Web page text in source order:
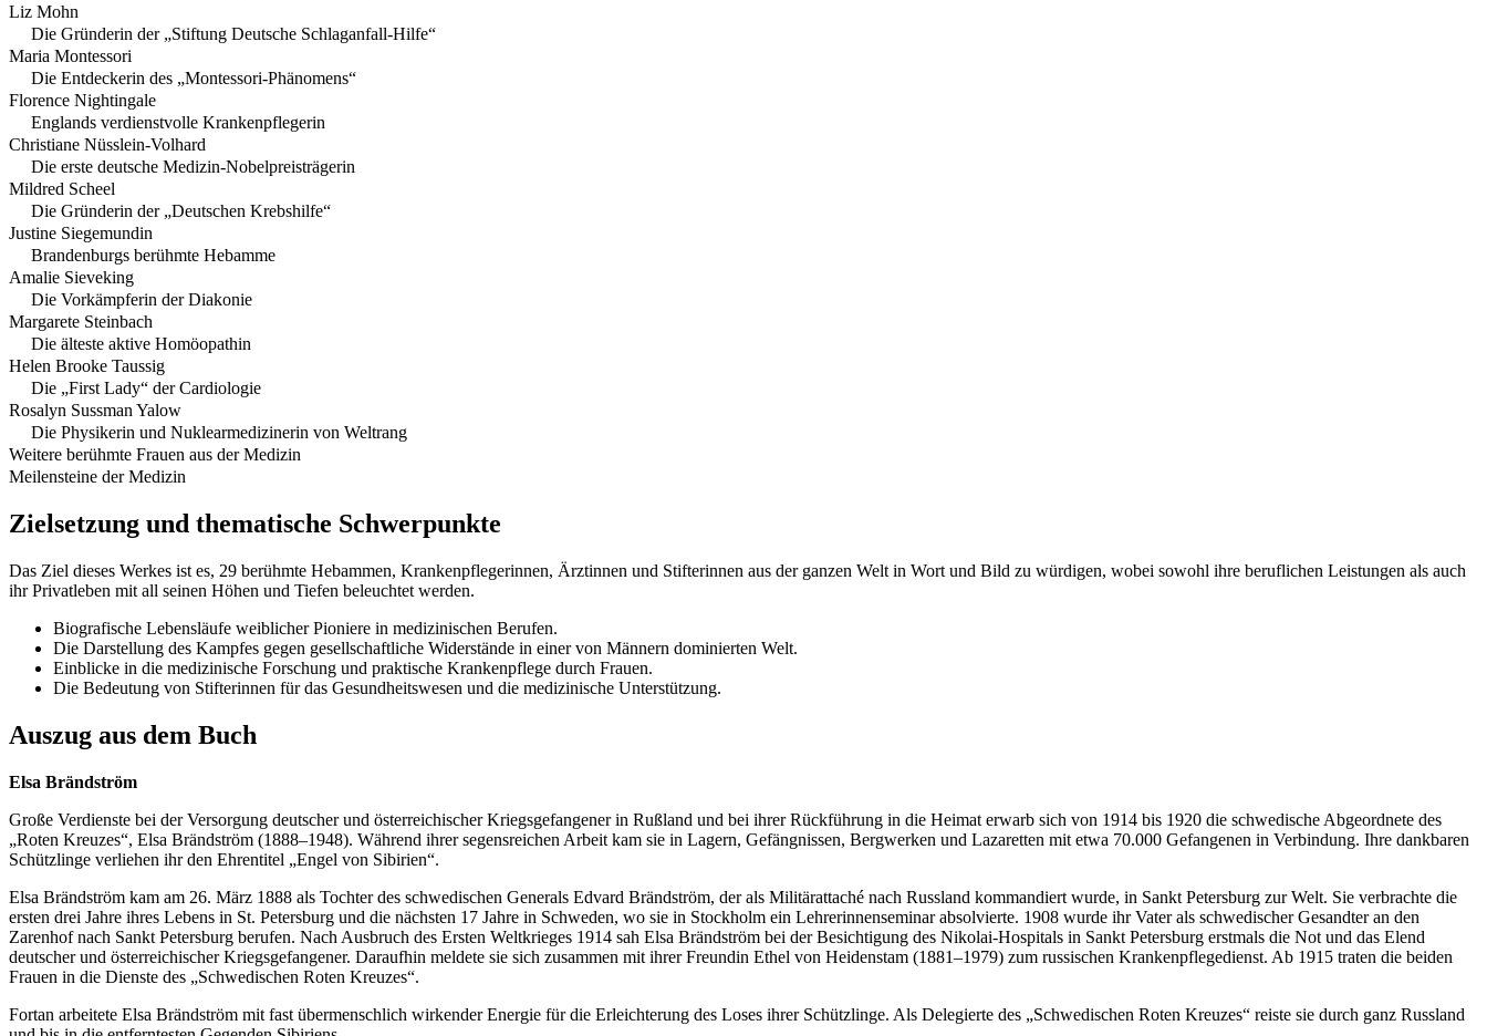
Liz Mohn
Die Gründerin der „Stiftung Deutsche Schlaganfall-Hilfe“
Maria Montessori
Die Entdeckerin des „Montessori-Phänomens“
Florence Nightingale
Englands verdienstvolle Krankenpflegerin
Christiane Nüsslein-Volhard
Die erste deutsche Medizin-Nobelpreisträgerin
Mildred Scheel
Die Gründerin der „Deutschen Krebshilfe“
Justine Siegemundin
Brandenburgs berühmte Hebamme
Amalie Sieveking
Die Vorkämpferin der Diakonie
Margarete Steinbach
Die älteste aktive Homöopathin
Helen Brooke Taussig
Die „First Lady“ der Cardiologie
Rosalyn Sussman Yalow
Die Physikerin und Nuklearmedizinerin von Weltrang
Weitere berühmte Frauen aus der Medizin
Meilensteine der Medizin
Zielsetzung und thematische Schwerpunkte
Das Ziel dieses Werkes ist es, 29 berühmte Hebammen, Krankenpflegerinnen, Ärztinnen und Stifterinnen aus der ganzen Welt in Wort und Bild zu würdigen, wobei sowohl ihre beruflichen Leistungen als auch
ihr Privatleben mit all seinen Höhen und Tiefen beleuchtet werden.
Biografische Lebensläufe weiblicher Pioniere in medizinischen Berufen.
Die Darstellung des Kampfes gegen gesellschaftliche Widerstände in einer von Männern dominierten Welt.
Einblicke in die medizinische Forschung und praktische Krankenpflege durch Frauen.
Die Bedeutung von Stifterinnen für das Gesundheitswesen und die medizinische Unterstützung.
Auszug aus dem Buch
Elsa Brändström
Große Verdienste bei der Versorgung deutscher und österreichischer Kriegsgefangener in Rußland und bei ihrer Rückführung in die Heimat erwarb sich von 1914 bis 1920 die schwedische Abgeordnete des
„Roten Kreuzes“, Elsa Brändström (1888–1948). Während ihrer segensreichen Arbeit kam sie in Lagern, Gefängnissen, Bergwerken und Lazaretten mit etwa 70.000 Gefangenen in Verbindung. Ihre dankbaren
Schützlinge verliehen ihr den Ehrentitel „Engel von Sibirien“.
Elsa Brändström kam am 26. März 1888 als Tochter des schwedischen Generals Edvard Brändström, der als Militärattaché nach Russland kommandiert wurde, in Sankt Petersburg zur Welt. Sie verbrachte die
ersten drei Jahre ihres Lebens in St. Petersburg und die nächsten 17 Jahre in Schweden, wo sie in Stockholm ein Lehrerinnenseminar absolvierte. 1908 wurde ihr Vater als schwedischer Gesandter an den
Zarenhof nach Sankt Petersburg berufen. Nach Ausbruch des Ersten Weltkrieges 1914 sah Elsa Brändström bei der Besichtigung des Nikolai-Hospitals in Sankt Petersburg erstmals die Not und das Elend
deutscher und österreichischer Kriegsgefangener. Daraufhin meldete sie sich zusammen mit ihrer Freundin Ethel von Heidenstam (1881–1979) zum russischen Krankenpflegedienst. Ab 1915 traten die beiden
Frauen in die Dienste des „Schwedischen Roten Kreuzes“.
Fortan arbeitete Elsa Brändström mit fast übermenschlich wirkender Energie für die Erleichterung des Loses ihrer Schützlinge. Als Delegierte des „Schwedischen Roten Kreuzes“ reiste sie durch ganz Russland